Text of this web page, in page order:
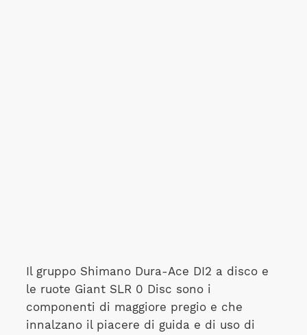
Il gruppo Shimano Dura-Ace DI2 a disco e
le ruote Giant SLR 0 Disc sono i
componenti di maggiore pregio e che
innalzano il piacere di guida e di uso di